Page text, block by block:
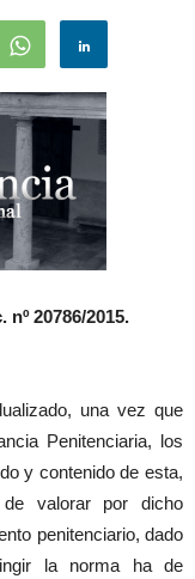
nº 20786/2015.
una vez que
Penitenciaria, los
y contenido de esta,
valorar por dicho
penitenciario, dado
la norma ha de